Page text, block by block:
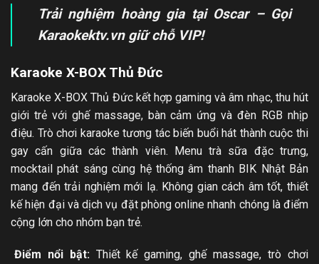
Trải nghiệm hoàng gia tại Oscar – Gọi
Karaokektv.vn giữ chỗ VIP!
Karaoke X-BOX Thủ Đức
Karaoke X-BOX Thủ Đức kết hợp gaming và âm nhạc, thu hút
giới trẻ với ghế massage, bàn cảm ứng và đèn RGB nhịp
điệu. Trò chơi karaoke tương tác biến buổi hát thành cuộc thi
gay cấn giữa các thành viên. Menu trà sữa đặc trưng,
mocktail phát sáng cùng hệ thống âm thanh BIK Nhật Bản
mang đến trải nghiệm mới lạ. Không gian cách âm tốt, thiết
kế hiện đại và dịch vụ đặt phòng online nhanh chóng là điểm
cộng lớn cho nhóm bạn trẻ.
Điểm nổi bật:Thiết kế gaming, ghế massage, trò chơi